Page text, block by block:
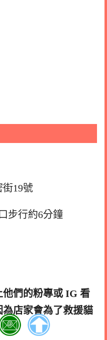
19號
步行約6分鐘
們的粉專或 IG 看
為店家會為了救援貓